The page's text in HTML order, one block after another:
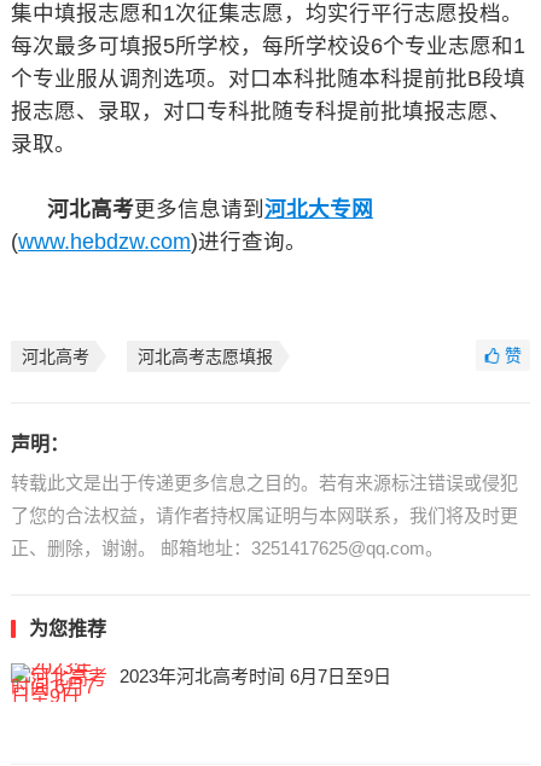
集中填报志愿和1次征集志愿，均实行平行志愿投档。
每次最多可填报5所学校，每所学校设6个专业志愿和1
个专业服从调剂选项。对口本科批随本科提前批B段填
报志愿、录取，对口专科批随专科提前批填报志愿、
录取。
河北高考更多信息请到 河北大专网
(www.hebdzw.com)进行查询。
河北高考 河北高考志愿填报 赞
声明：
转载此文是出于传递更多信息之目的。若有来源标注错误或侵犯
了您的合法权益，请作者持权属证明与本网联系，我们将及时更
正、删除，谢谢。 邮箱地址：3251417625@qq.com。
为您推荐
2023年河北高考时间 6月7日至9日